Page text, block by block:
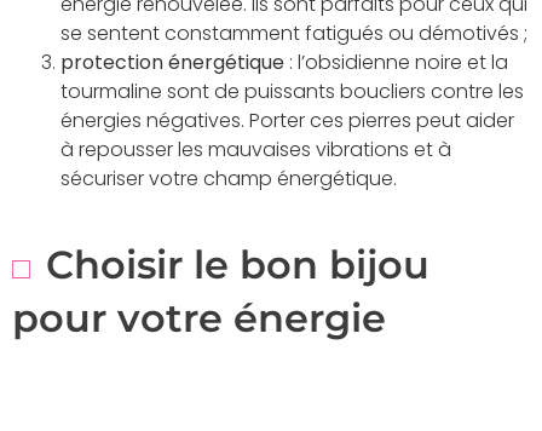
se sentent constamment fatigués ou démotivés ;
protection énergétique : l’obsidienne noire et la
tourmaline sont de puissants boucliers contre les
énergies négatives. Porter ces pierres peut aider
à repousser les mauvaises vibrations et à
sécuriser votre champ énergétique.
Choisir le bon bijou
pour votre énergie